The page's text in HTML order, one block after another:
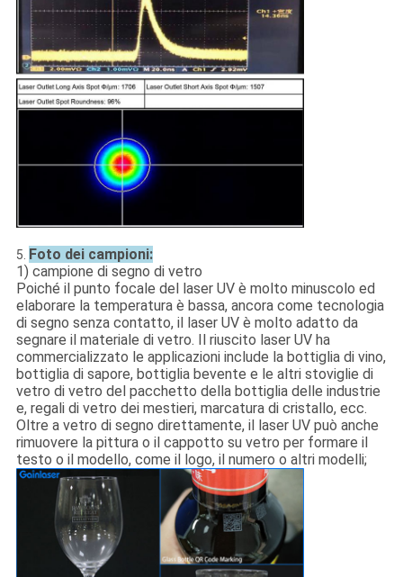
5.
Foto dei campioni:
1) campione di segno di vetro
Poiché il punto focale del laser UV è molto minuscolo ed
elaborare la temperatura è bassa, ancora come tecnologia
di segno senza contatto, il laser UV è molto adatto da
segnare il materiale di vetro. Il riuscito laser UV ha
commercializzato le applicazioni include la bottiglia di vino,
bottiglia di sapore, bottiglia bevente e le altri stoviglie di
vetro di vetro del pacchetto della bottiglia delle industrie
e, regali di vetro dei mestieri, marcatura di cristallo, ecc.
Oltre a vetro di segno direttamente, il laser UV può anche
rimuovere la pittura o il cappotto su vetro per formare il
testo o il modello, come il logo, il numero o altri modelli;